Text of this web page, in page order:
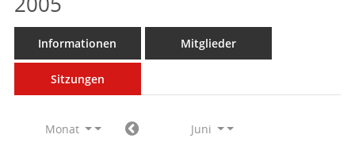
Informationen Mitglieder
Sitzungen
Monat
Juni